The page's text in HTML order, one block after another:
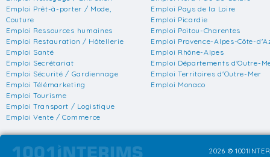
Emploi Prêt-à-porter / Mode,
Couture
Emploi Ressources humaines
Emploi Restauration / Hôtellerie
Emploi Santé
Emploi Secrétariat
Emploi Sécurité / Gardiennage
Emploi Télémarketing
Emploi Tourisme
Emploi Transport / Logistique
Emploi Vente / Commerce
Emploi Pays de la Loire
Emploi Picardie
Emploi Poitou-Charentes
Emploi Provence-Alpes-Côte-
Emploi Rhône-Alpes
Emploi Départements d'Outre-
Emploi Territoires d'Outre-Mer
Emploi Monaco
2026 ©